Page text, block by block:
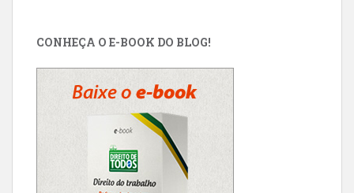
CONHEÇA O E-BOOK DO BLOG!